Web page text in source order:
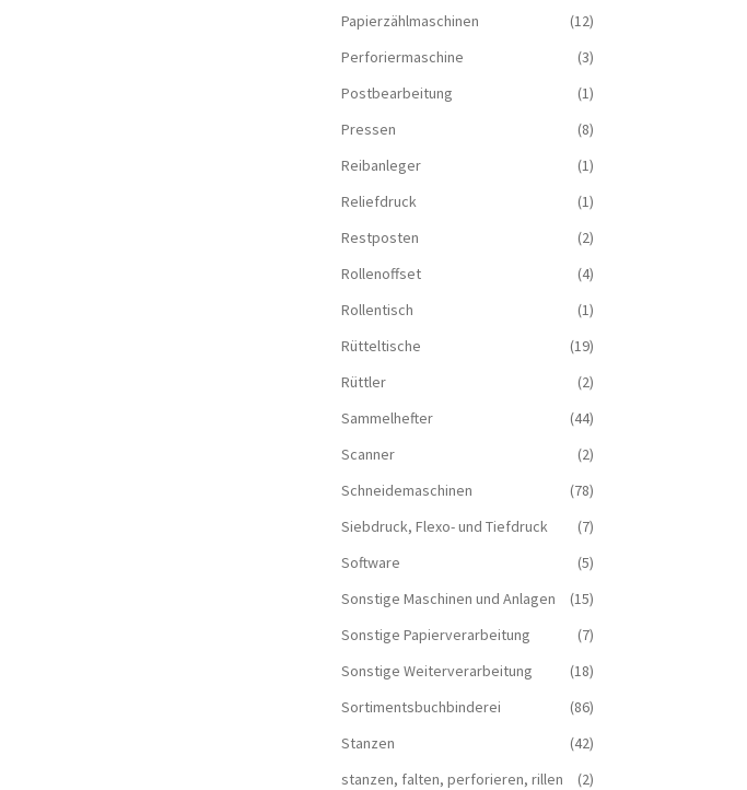
Papierzählmaschinen
(12)
Perforiermaschine
(3)
Postbearbeitung
(1)
Pressen
(8)
Reibanleger
(1)
Reliefdruck
(1)
Restposten
(2)
Rollenoffset
(4)
Rollentisch
(1)
Rütteltische
(19)
Rüttler
(2)
Sammelhefter
(44)
Scanner
(2)
Schneidemaschinen
(78)
Siebdruck, Flexo- und Tiefdruck
(7)
Software
(5)
Sonstige Maschinen und Anlagen
(15)
Sonstige Papierverarbeitung
(7)
Sonstige Weiterverarbeitung
(18)
Sortimentsbuchbinderei
(86)
Stanzen
(42)
stanzen, falten, perforieren, rillen
(2)